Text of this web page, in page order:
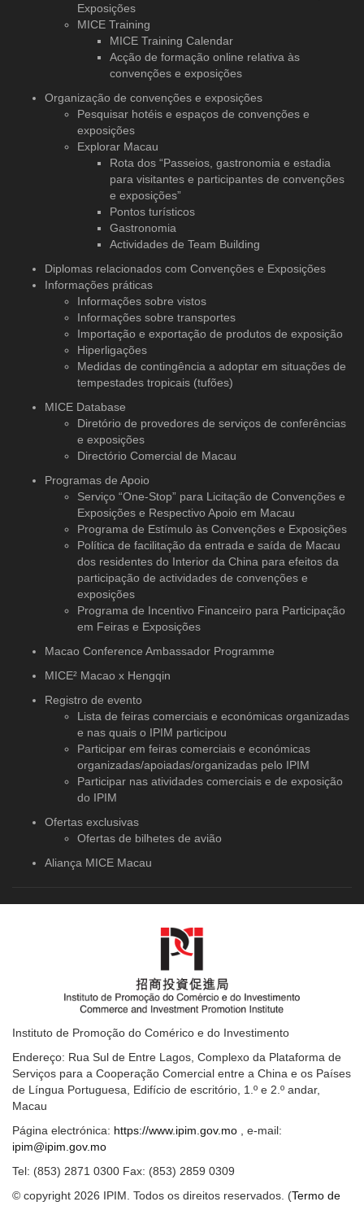
Exposições
MICE Training
MICE Training Calendar
Acção de formação online relativa às
convenções e exposições
Organização de convenções e exposições
Pesquisar hotéis e espaços de convenções e
exposições
Explorar Macau
Rota dos “Passeios, gastronomia e estadia
para visitantes e participantes de convenções
e exposições”
Pontos turísticos
Gastronomia
Actividades de Team Building
Diplomas relacionados com Convenções e Exposições
Informações práticas
Informações sobre vistos
Informações sobre transportes
Importação e exportação de produtos de exposição
Hiperligações
Medidas de contingência a adoptar em situações de
tempestades tropicais (tufões)
MICE Database
Diretório de provedores de serviços de conferências
e exposições
Directório Comercial de Macau
Programas de Apoio
Serviço “One-Stop” para Licitação de Convenções e
Exposições e Respectivo Apoio em Macau
Programa de Estímulo às Convenções e Exposições
Política de facilitação da entrada e saída de Macau
dos residentes do Interior da China para efeitos da
participação de actividades de convenções e
exposições
Programa de Incentivo Financeiro para Participação
em Feiras e Exposições
Macao Conference Ambassador Programme
MICE² Macao x Hengqin
Registro de evento
Lista de feiras comerciais e económicas organizadas
e nas quais o IPIM participou
Participar em feiras comerciais e económicas
organizadas/apoiadas/organizadas pelo IPIM
Participar nas atividades comerciais e de exposição
do IPIM
Ofertas exclusivas
Ofertas de bilhetes de avião
Aliança MICE Macau
Instituto de Promoção do Comérico e do Investimento
Endereço: Rua Sul de Entre Lagos, Complexo da Plataforma de
Serviços para a Cooperação Comercial entre a China e os Países
de Língua Portuguesa, Edifício de escritório, 1.º e 2.º andar,
Macau
Página electrónica: https://www.ipim.gov.mo , e-mail:
ipim@ipim.gov.mo
Tel: (853) 2871 0300 Fax: (853) 2859 0309
© copyright 2026 IPIM. Todos os direitos reservados. (Termo de